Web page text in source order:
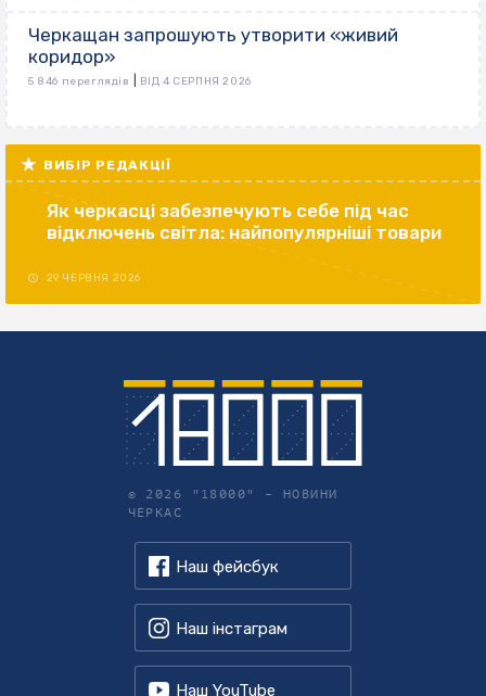
Черкащан запрошують утворити «живий
коридор»
5 846 переглядів ВІД 4 СЕРПНЯ 2026
ВИБІР РЕДАКЦІЇ
Як черкасці забезпечують себе під час
відключень світла: найпопулярніші товари
29 ЧЕРВНЯ 2026
© 2026 "18000" – НОВИНИ
ЧЕРКАС
Наш фейсбук
Наш інстаграм
Наш YouTube